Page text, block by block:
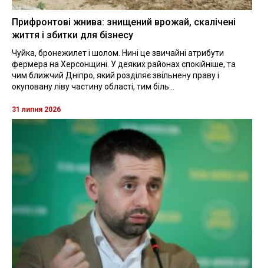
Прифронтові жнива: знищений врожай, скалічені
життя і збитки для бізнесу
Чуйка, бронежилет і шолом. Нині це звичайні атрибути
фермера на Херсонщині. У деяких районах спокійніше, та
чим ближчий Дніпро, який розділяє звільнену праву і
окуповану ліву частину області, тим біль...
31 липня 2026